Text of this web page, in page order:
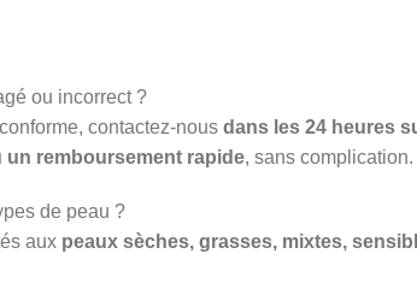
ou incorrect ?
contactez-nous dans les 24 heures
un remboursement rapide, sans complication.
de peau ?
aux peaux sèches, grasses, mixtes,